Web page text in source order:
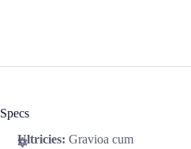
Specs
Ultricies: Gravioa cum